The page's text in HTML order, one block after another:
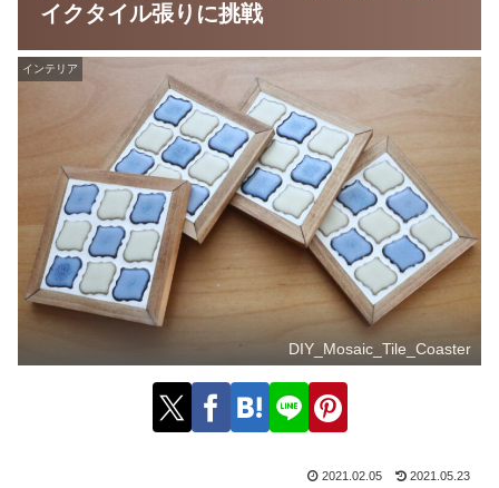
イクタイル張りに挑戦
インテリア
DIY_Mosaic_Tile_Coaster
2021.02.05 2021.05.23